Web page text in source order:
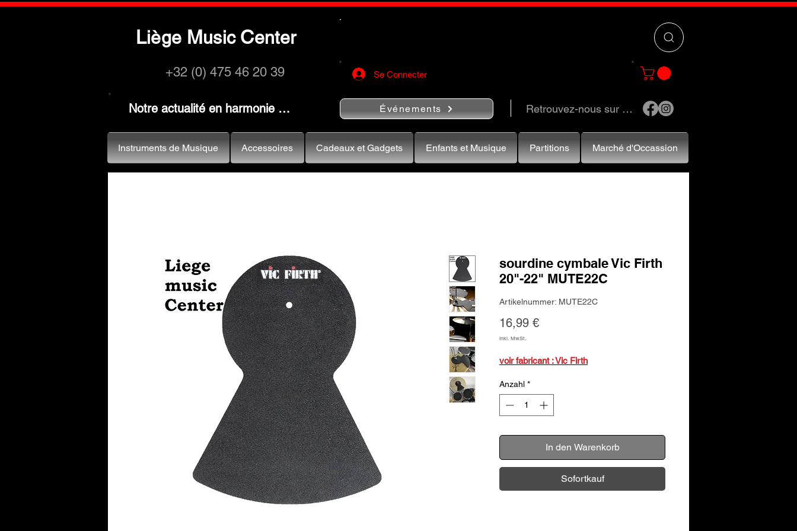
Liège Music Center
+32 (0) 475 46 20 39 Se Connecter
Notre actualité en harmonie … Événements Retrouvez-nous sur …
sourdine cymbale Vic Firth
20"-22" MUTE22C
Artikelnummer: MUTE22C
16,99 €Preis
inkl. MwSt.
voir fabricant : Vic Firth
Anzahl *
In den Warenkorb
Sofortkauf
Instruments de Musique Accessoires Cadeaux et Gadgets Enfants et Musique Partitions Marché d'Occassion